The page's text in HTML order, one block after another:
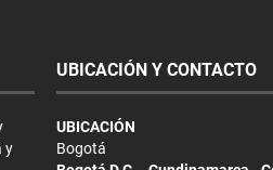
y
UBICACIÓN Y CONTACTO
UBICACIÓN
Bogotá